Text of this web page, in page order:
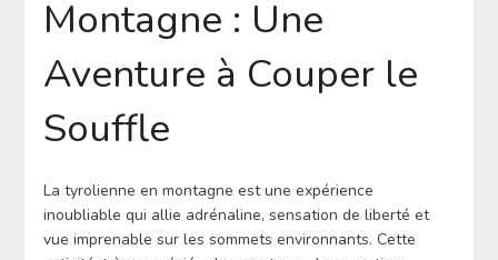
Montagne : Une
Aventure à Couper le
Souffle
La tyrolienne en montagne est une expérience
inoubliable qui allie adrénaline, sensation de liberté et
vue imprenable sur les sommets environnants. Cette